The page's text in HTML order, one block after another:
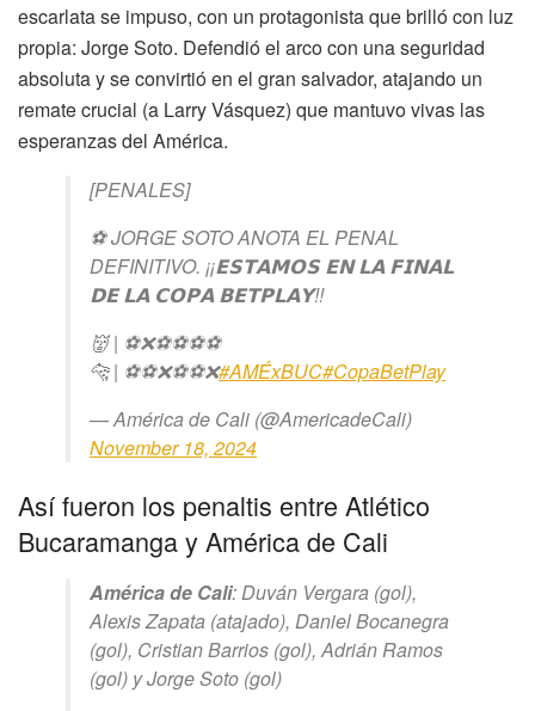
escarlata se impuso, con un protagonista que brilló con luz
propia: Jorge Soto. Defendió el arco con una seguridad
absoluta y se convirtió en el gran salvador, atajando un
remate crucial (a Larry Vásquez) que mantuvo vivas las
esperanzas del América.
[PENALES]
⚽️ JORGE SOTO ANOTA EL PENAL
DEFINITIVO. ¡¡𝗘𝗦𝗧𝗔𝗠𝗢𝗦 𝗘𝗡 𝗟𝗔 𝗙𝗜𝗡𝗔𝗟
𝗗𝗘 𝗟𝗔 𝗖𝗢𝗣𝗔 𝗕𝗘𝗧𝗣𝗟𝗔𝗬!!
👹 | ⚽️❌⚽️⚽️⚽️⚽️
🐆 | ⚽️⚽️❌⚽️⚽️❌#AMÉxBUC#CopaBetPlay
— América de Cali (@AmericadeCali)
November 18, 2024
Así fueron los penaltis entre Atlético
Bucaramanga y América de Cali
América de Cali: Duván Vergara (gol),
Alexis Zapata (atajado), Daniel Bocanegra
(gol), Cristian Barrios (gol), Adrián Ramos
(gol) y Jorge Soto (gol)